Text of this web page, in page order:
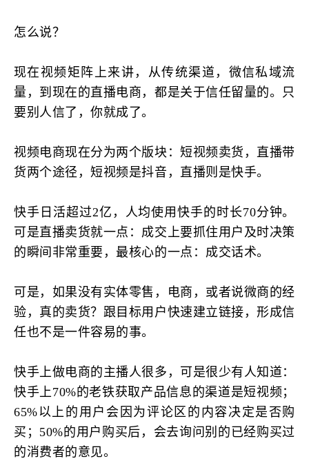
怎么说？
现在视频矩阵上来讲，从传统渠道，微信私域流
量，到现在的直播电商，都是关于信任留量的。只
要别人信了，你就成了。
视频电商现在分为两个版块：短视频卖货，直播带
货两个途径，短视频是抖音，直播则是快手。
快手日活超过2亿，人均使用快手的时长70分钟。
可是直播卖货就一点：成交上要抓住用户及时决策
的瞬间非常重要，最核心的一点：成交话术。
可是，如果没有实体零售，电商，或者说微商的经
验，真的卖货？跟目标用户快速建立链接，形成信
任也不是一件容易的事。
快手上做电商的主播人很多，可是很少有人知道：
快手上70%的老铁获取产品信息的渠道是短视频；
65%以上的用户会因为评论区的内容决定是否购
买；50%的用户购买后，会去询问别的已经购买过
的消费者的意见。